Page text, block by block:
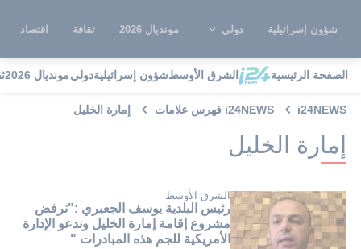
شؤون إسرائيلية دولي مونديال 2026 ثقافة اقتصاد
الصفحة الرئيسية الشرق الأوسطشؤون إسرائيليةدوليمونديال 2026
i24NEWS i24NEWS فهرس علامات إمارة الخليل
إمارة الخليل
الشرق الأوسط
رئيس البلدية يوسف الجعبري :"نرفض
مشروع إقامة إمارة الخليل وندعو الإدارة
الأمريكية للجم هذه المبادرات "